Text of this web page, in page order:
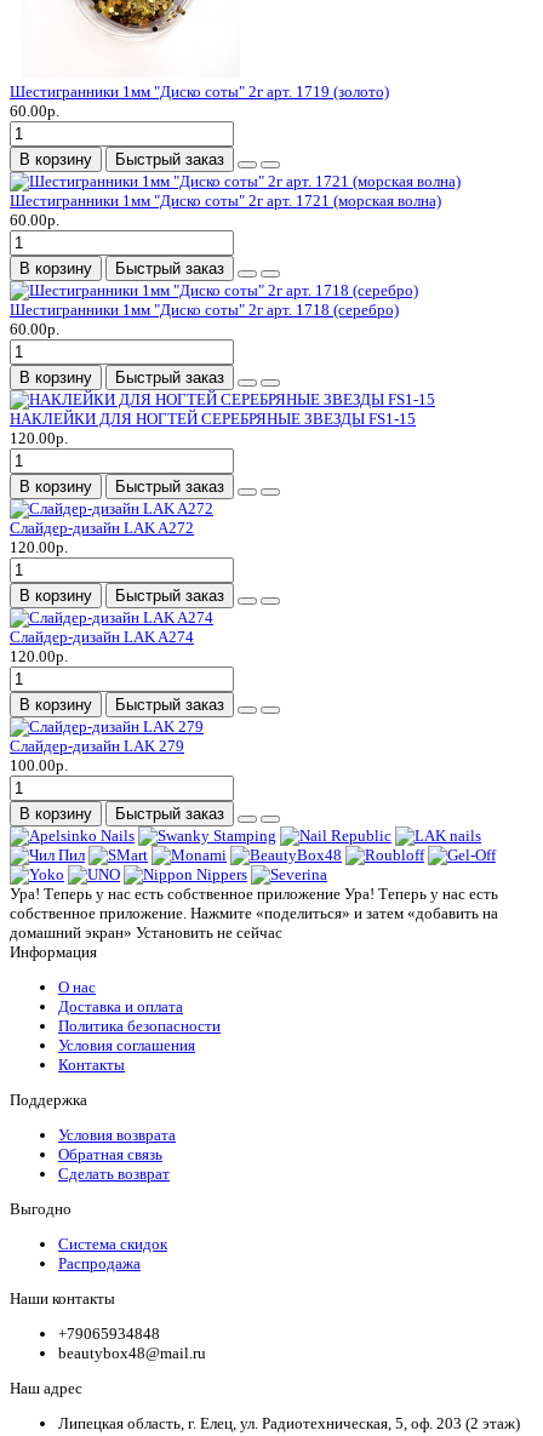
Шестигранники 1мм "Диско соты" 2г арт. 1719 (золото)
60.00р.
В корзину Быстрый заказ
Шестигранники 1мм "Диско соты" 2г арт. 1721 (морская волна)
60.00р.
В корзину Быстрый заказ
Шестигранники 1мм "Диско соты" 2г арт. 1718 (серебро)
60.00р.
В корзину Быстрый заказ
НАКЛЕЙКИ ДЛЯ НОГТЕЙ СЕРЕБРЯНЫЕ ЗВЕЗДЫ FS1-15
120.00р.
В корзину Быстрый заказ
Слайдер-дизайн LAK A272
120.00р.
В корзину Быстрый заказ
Слайдер-дизайн LAK A274
120.00р.
В корзину Быстрый заказ
Слайдер-дизайн LAK 279
100.00р.
В корзину Быстрый заказ
Ура! Теперь у нас есть собственное приложение Ура! Теперь у нас есть
собственное приложение. Нажмите «поделиться» и затем «добавить на
домашний экран» Установить не сейчас
Информация
О нас
Доставка и оплата
Политика безопасности
Условия соглашения
Контакты
Поддержка
Условия возврата
Обратная связь
Сделать возврат
Выгодно
Система скидок
Распродажа
Наши контакты
+79065934848
beautybox48@mail.ru
Наш адрес
Липецкая область, г. Елец, ул. Радиотехническая, 5, оф. 203 (2 этаж)